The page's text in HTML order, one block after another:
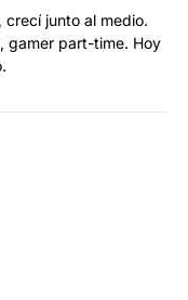
crecí junto al medio.
gamer part-time. Hoy